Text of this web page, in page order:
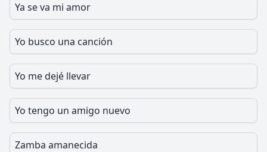
Ya se va mi amor
Yo busco una canción
Yo me dejé llevar
Yo tengo un amigo nuevo
Zamba amanecida